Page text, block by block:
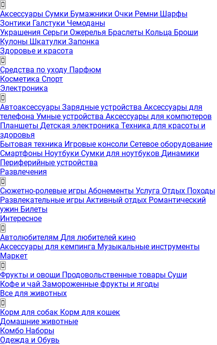
Аксессуары Сумки Бумажники Очки Ремни Шарфы
Зонтики Галстуки Чемоданы
Украшения Серьги Ожерелья Браслеты Кольца Броши
Кулоны Шкатулки Запонка
Здоровье и красота
Средства по уходу Парфюм
Косметика Спорт
Электроника
Автоаксессуары Зарядные устройства Аксессуары для
телефона Умные устройства Аксессуары для компютеров
Планшеты Детская электроника Техника для красоты и
здоровья
Бытовая техника Игровые консоли Сетевое оборудование
Смартфоны Ноутбуки Сумки для ноутбуков Динамики
Периферийные устройства
Развлечения
Сюжетно-ролевые игры Абонементы Услуга Отдых Походы
Развлекательные игры Активный отдых Романтический
ужин Билеты
Интересноe
Автолюбителям Для любителей кино
Аксессуары для кемпинга Музыкальные инструменты
Маркет
Фрукты и овощи Продовольственные товары Суши
Кофе и чай Замороженные фрукты и ягоды
Все для животных
Корм для собак Корм для кошек
Домашние животные
Комбо Наборы
Одежда и Обувь